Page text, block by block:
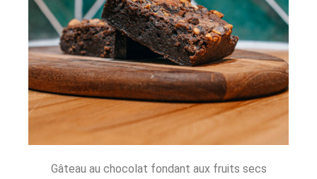
Gâteau au chocolat fondant aux fruits secs